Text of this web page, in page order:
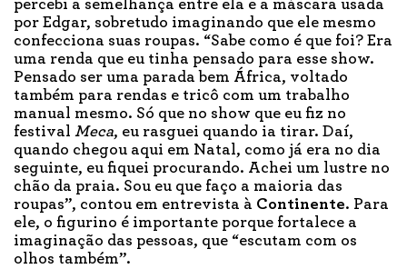
percebi a semelhança entre ela e a máscara usada
por Edgar, sobretudo imaginando que ele mesmo
confecciona suas roupas. “Sabe como é que foi? Era
uma renda que eu tinha pensado para esse show.
Pensado ser uma parada bem África, voltado
também para rendas e tricô com um trabalho
manual mesmo. Só que no show que eu fiz no
festival Meca, eu rasguei quando ia tirar. Daí,
quando chegou aqui em Natal, como já era no dia
seguinte, eu fiquei procurando. Achei um lustre no
chão da praia. Sou eu que faço a maioria das
roupas”, contou em entrevista à Continente. Para
ele, o figurino é importante porque fortalece a
imaginação das pessoas, que “escutam com os
olhos também”.